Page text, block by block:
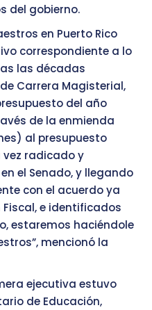
del gobierno.
en Puerto Rico
correspondiente a lo
las décadas
Carrera Magisterial,
del año
de la enmienda
al presupuesto
vez radicado y
el Senado, y llegando
con el acuerdo ya
e identificados
estaremos haciéndole
mencionó la
ejecutiva estuvo
de Educación,